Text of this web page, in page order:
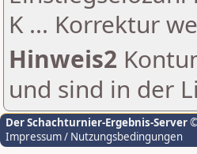
K ... Korrektur
Hinweis2
und sind in der
Der Schachturnier-Ergebnis-Server
Impressum / Nutzungsbedingungen